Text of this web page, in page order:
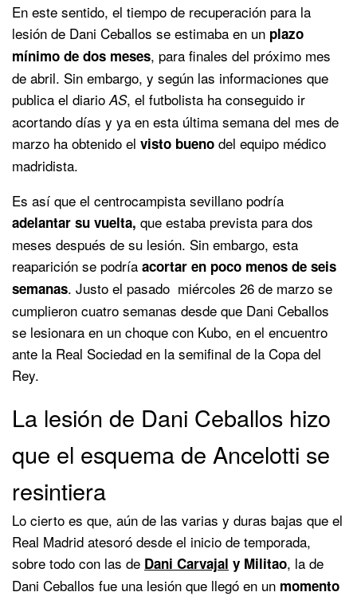
En este sentido, el tiempo de recuperación para la
lesión de Dani Ceballos se estimaba en un plazo
mínimo de dos meses, para finales del próximo mes
de abril. Sin embargo, y según las informaciones que
publica el diario AS, el futbolista ha conseguido ir
acortando días y ya en esta última semana del mes de
marzo ha obtenido el visto bueno del equipo médico
madridista.
Es así que el centrocampista sevillano podría
adelantar su vuelta, que estaba prevista para dos
meses después de su lesión. Sin embargo, esta
reaparición se podría acortar en poco menos de seis
semanas. Justo el pasado miércoles 26 de marzo se
cumplieron cuatro semanas desde que Dani Ceballos
se lesionara en un choque con Kubo, en el encuentro
ante la Real Sociedad en la semifinal de la Copa del
Rey.
La lesión de Dani Ceballos hizo
que el esquema de Ancelotti se
resintiera
Lo cierto es que, aún de las varias y duras bajas que el
Real Madrid atesoró desde el inicio de temporada,
sobre todo con las de Dani Carvajal y Militao, la de
Dani Ceballos fue una lesión que llegó en un momento